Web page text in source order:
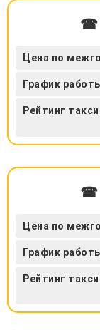
☎
Цена по
График
Рейтинг
☎
Цена по
График
Рейтинг